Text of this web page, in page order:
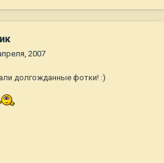
2007
долгожданные фотки! :)